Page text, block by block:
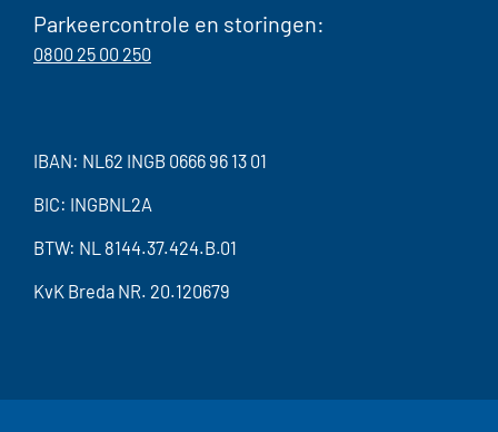
Parkeercontrole en storingen:
0800 25 00 250
IBAN: NL62 INGB 0666 96 13 01
BIC: INGBNL2A
BTW: NL 8144.37.424.B.01
KvK Breda NR. 20.120679